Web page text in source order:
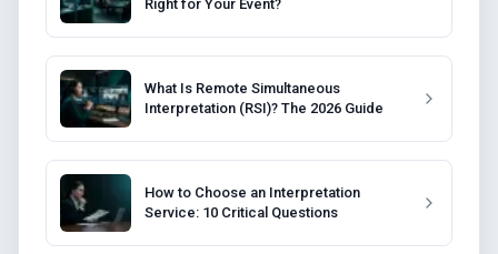
Right for Your Event?
What Is Remote Simultaneous
Interpretation (RSI)? The 2026 Guide
How to Choose an Interpretation
Service: 10 Critical Questions